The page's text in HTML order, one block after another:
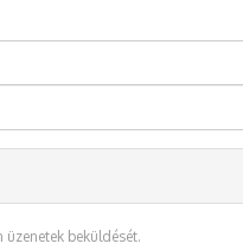
beküldését.